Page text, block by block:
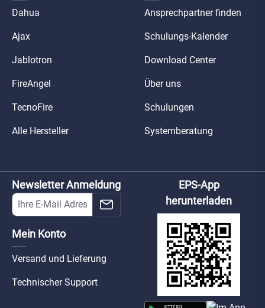
Dahua
Ajax
Jablotron
FireAngel
TecnoFire
Alle Hersteller
Ansprechpartner finden
Schulungs-Kalender
Download Center
Über uns
Schulungen
Systemberatung
Newsletter Anmeldung
Mein Konto
Versand und Lieferung
Technischer Support
EPS-App
herunterladen